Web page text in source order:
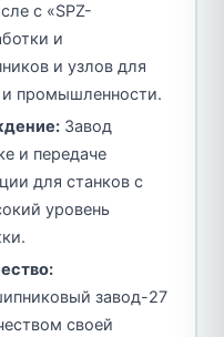
с «SPZ-
и
и узлов для
промышленности.
Завод
и передаче
для станков с
уровень
завод-27
своей